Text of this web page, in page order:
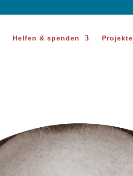
Helfen & spenden Projekte